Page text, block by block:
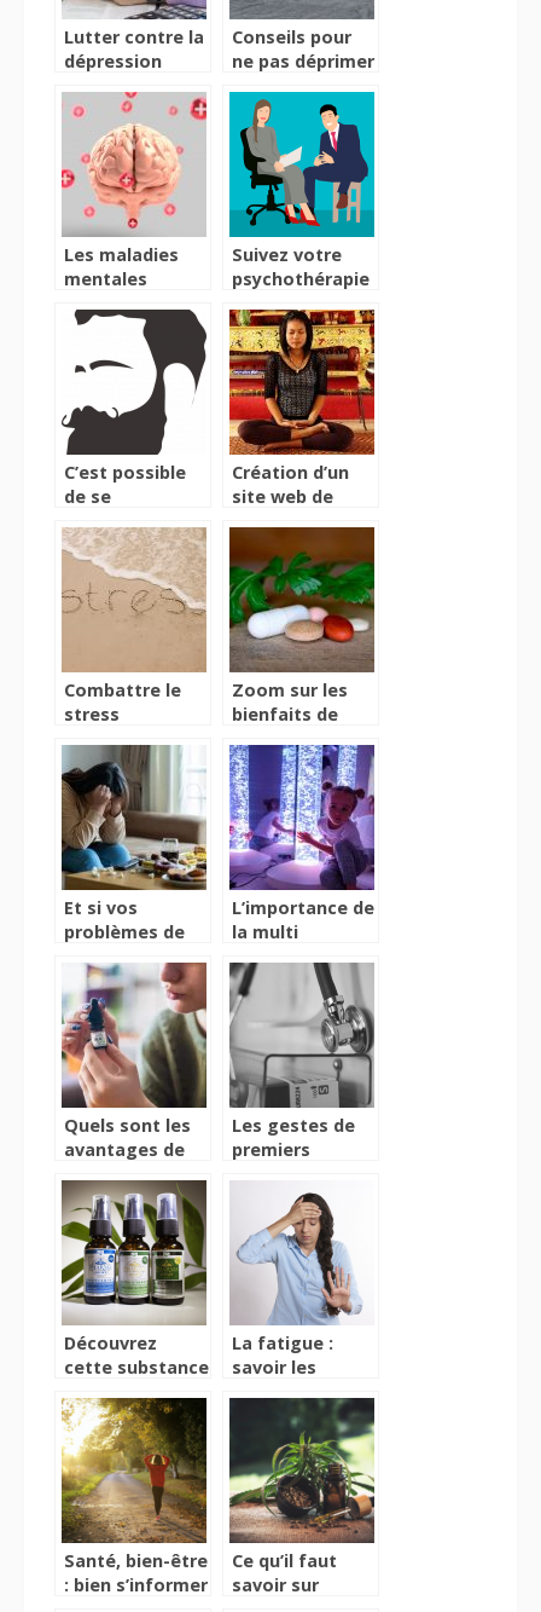
Lutter contre la
dépression
Conseils pour
ne pas déprimer
Les maladies
mentales
être traitées ?
Comment ?
Suivez votre
psychothérapie
C’est possible
de se
son hirsutisme
Création d’un
site web de
Combattre le
stress
des plantes
Zoom sur les
bienfaits de
naturelle
Et si vos
problèmes de
venaient de
votre dos ?
L’importance de
la multi
chez les
enfants
Quels sont les
avantages de
Les gestes de
premiers
Découvrez
cette substance
large spectre
La fatigue :
savoir les
moment idéal
pour consulter
Santé, bien-être
: bien s’informer
Ce qu’il faut
savoir sur